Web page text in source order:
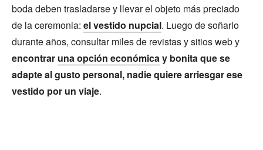
boda deben trasladarse y llevar el objeto más preciado
de la ceremonia: el vestido nupcial. Luego de soñarlo
durante años, consultar miles de revistas y sitios web y
encontrar una opción económicay bonita que se
adapte al gusto personal, nadie quiere arriesgar ese
vestido por un viaje.